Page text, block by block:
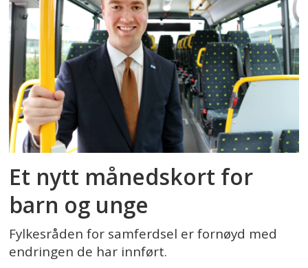
Et nytt månedskort for
barn og unge
Fylkesråden for samferdsel er fornøyd med
endringen de har innført.